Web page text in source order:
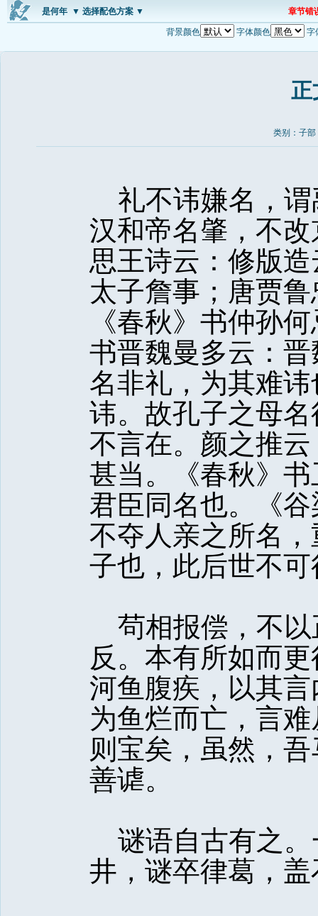
是何年 ▼ 选择配色方案 ▼ 章节错
背景颜色 字体颜色 字
正
类别：子部
礼不讳嫌名，谓
汉和帝名肇，不
思王诗云：修版
太子詹事；唐贾
《春秋》书仲孙
书晋魏曼多云：
名非礼，为其难
讳。故孔子之母
不言在。颜之推
甚当。《春秋》
君臣同名也。《
不夺人亲之所名
子也，此后世不
茍相报偿，不以
反。本有所如而
河鱼腹疾，以其
为鱼烂而亡，言
则宝矣，虽然，
善谑。
谜语自古有之。
井，谜卒律葛，